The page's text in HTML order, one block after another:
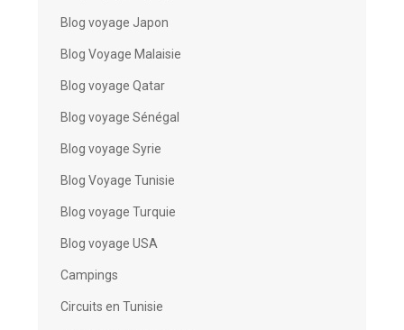
Blog voyage Japon
Blog Voyage Malaisie
Blog voyage Qatar
Blog voyage Sénégal
Blog voyage Syrie
Blog Voyage Tunisie
Blog voyage Turquie
Blog voyage USA
Campings
Circuits en Tunisie